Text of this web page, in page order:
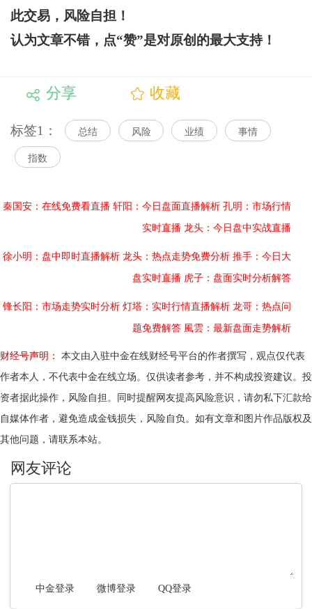
此交易，风险自担！
认为文章不错，点“赞”是对原创的最大支持！
分享 收藏
标签1： 总结 风险 业绩 事情
指数
秦国安：在线免费看直播 轩阳：今日盘面直播解析 孔明：市场行情
实时直播 龙头：今日盘中实战直播
徐小明：盘中即时直播解析 龙头：热点走势免费分析 推手：今日大
盘实时直播 虎子：盘面实时分析解答
锋长阳：市场走势实时分析 灯塔：实时行情直播解析 龙哥：热点问
题免费解答 風雲：最新盘面走势解析
财经号声明：
本文由入驻中金在线财经号平台的作者撰写，观点仅代表
作者本人，不代表中金在线立场。仅供读者参考，并不构成投资建议。投
资者据此操作，风险自担。同时提醒网友提高风险意识，请勿私下汇款给
自媒体作者，避免造成金钱损失，风险自负。如有文章和图片作品版权及
其他问题，请联系本站。
中金登录 微博登录 QQ登录